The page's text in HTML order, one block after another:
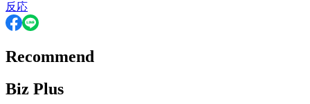
反応
Recommend
Biz Plus